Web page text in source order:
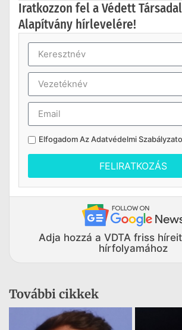
Iratkozzon fel a Védett
Alapítvány hírlevelére!
Elfogadom AzAdatvédelmi
FELIRATKOZÁS
Adja hozzá a VDTA friss
hírfolyamához
További cikkek